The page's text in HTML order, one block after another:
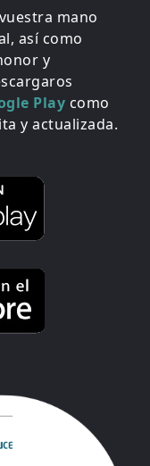
mano
así como
y
Play como
y actualizada.